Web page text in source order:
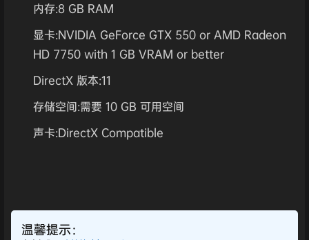
内存:8 GB RAM
显卡:NVIDIA GeForce GTX 550 or AMD Radeon
HD 7750 with 1 GB VRAM or better
DirectX 版本:11
存储空间:需要 10 GB 可用空间
声卡:DirectX Compatible
温馨提示：